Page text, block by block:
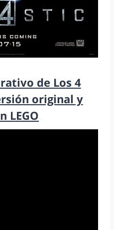
de Los 4
original y
LEGO